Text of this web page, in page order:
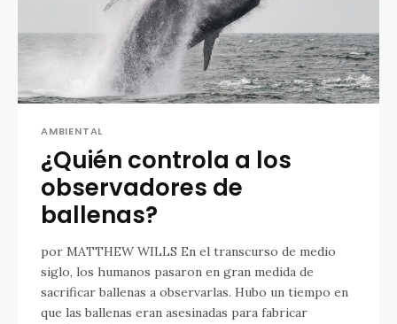
AMBIENTAL
¿Quién controla a los
observadores de
ballenas?
por MATTHEW WILLS En el transcurso de medio
siglo, los humanos pasaron en gran medida de
sacrificar ballenas a observarlas. Hubo un tiempo en
que las ballenas eran asesinadas para fabricar